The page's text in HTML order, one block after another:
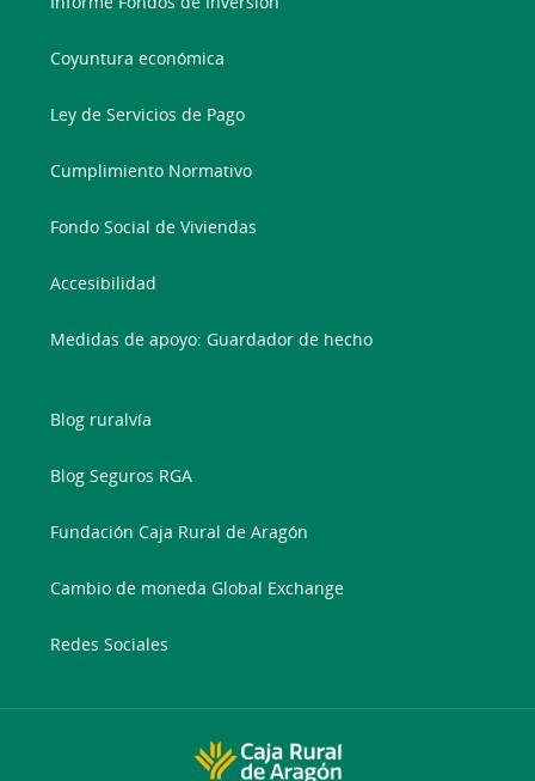
Coyuntura económica
Ley de Servicios de Pago
Cumplimiento Normativo
Fondo Social de Viviendas
Accesibilidad
Medidas de apoyo: Guardador de hecho
Blog ruralvía
Blog Seguros RGA
Fundación Caja Rural de Aragón
Cambio de moneda Global Exchange
Redes Sociales